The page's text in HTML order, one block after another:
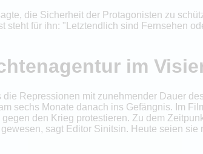
die Sicherheit der Protagonisten zu
steht für ihn: "Letztendlich sind Fernsehen
im
Repressionen mit zunehmender Dauer
sechs Monate danach ins Gefängnis. Im
den Krieg protestieren. Zu dem
sagt Editor Sinitsin. Heute seien